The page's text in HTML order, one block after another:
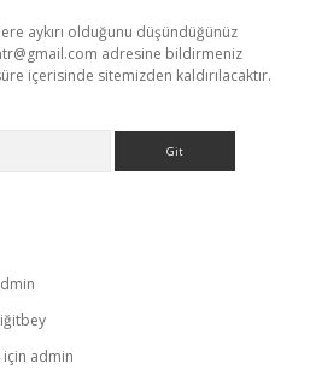
aykırı olduğunu düşündüğünüz
adresine bildirmeniz
içerisinde sitemizden kaldırılacaktır.
için admin